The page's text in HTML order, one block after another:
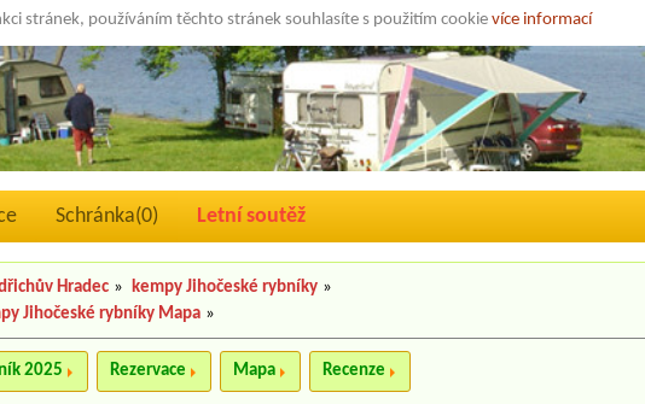
stránek, používáním těchto stránek souhlasíte s použitím cookie více informací
Schránka(0) Letní soutěž
Hradec » kempy Jihočeské rybníky »
Jihočeské rybníky Mapa »
2025 Rezervace Mapa Recenze